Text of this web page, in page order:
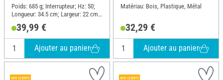
Poids: 685 g; Interrupteur; Hz: 50;
Longueur: 34.5 cm; Largeur: 22 cm;
Plastique
39,99 €
Ajouter au panier
Matériau: Bois, Plastique, Métal
32,29 €
Ajouter au panier